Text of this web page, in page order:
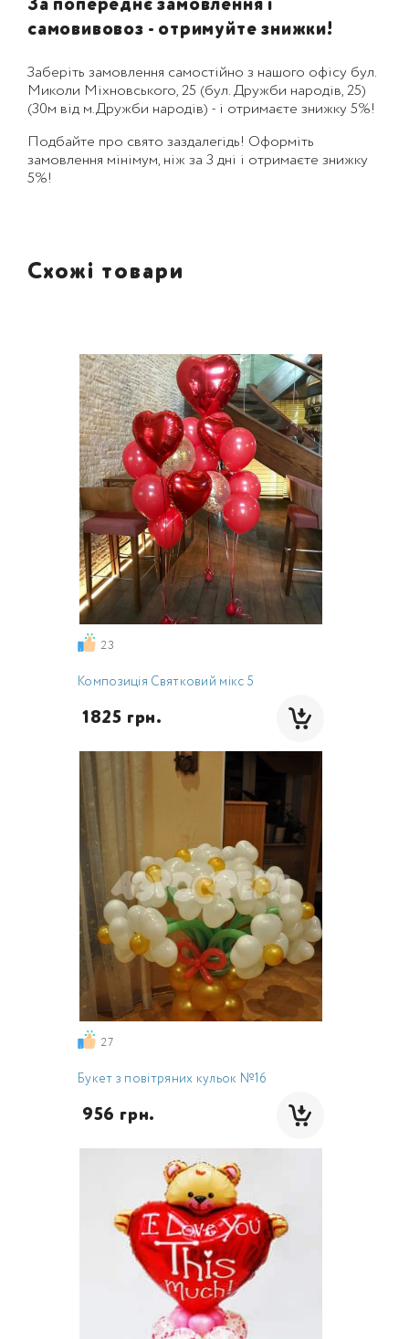
За попереднє замовлення і
самовивовоз - отримуйте знижки!
Заберіть замовлення самостійно з нашого офісу бул.
Миколи Міхновського, 25 (бул. Дружби народів, 25)
(30м від м.Дружби народів) - і отримаєте знижку 5%!
Подбайте про свято заздалегідь! Оформіть
замовлення мінімум, ніж за 3 дні і отримаєте знижку
5%!
Схожі товари
23
Композиція Святковий мікс 5
1825 грн.
27
Букет з повітряних кульок №16
956 грн.